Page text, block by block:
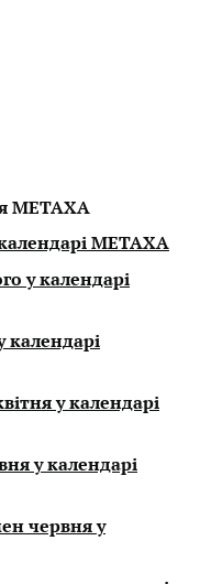
METAXA
METAXA
у календарі
календарі
у календарі
у календарі
червня у